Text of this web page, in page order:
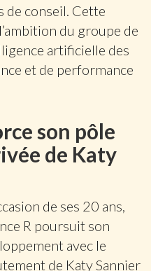
de conseil. Cette
du groupe de
artificielle des
et de performance
son pôle
de Katy
de ses 20 ans,
R poursuit son
avec le
de Katy Sannier